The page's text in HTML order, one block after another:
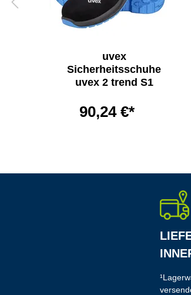
uvex
Sicherheitsschuhe
uvex 2 trend S1
90,24 €*